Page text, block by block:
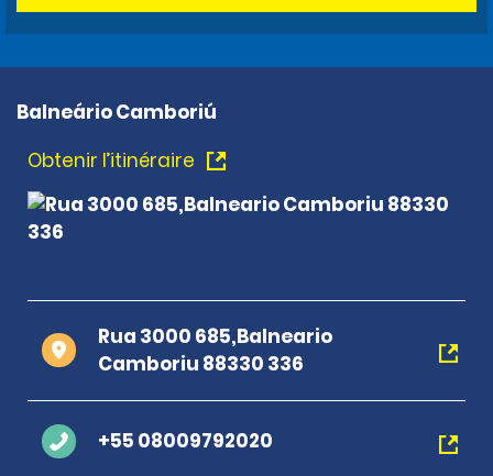
Balneário Camboriú
Obtenir l’itinéraire
Rua 3000 685,Balneario
Camboriu 88330 336
+55 08009792020